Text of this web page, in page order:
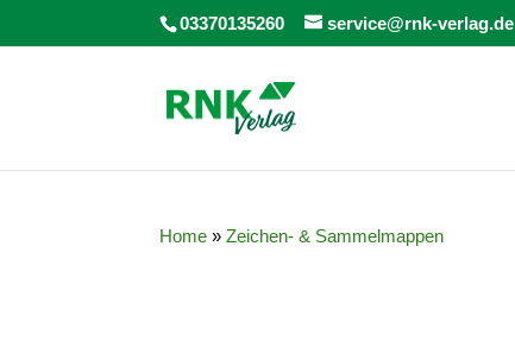
03370135260 service@rnk-verlag.de
Home »Zeichen- & Sammelmappen